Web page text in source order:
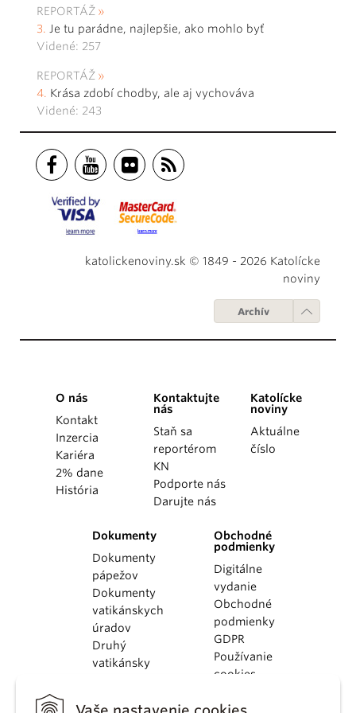
REPORTÁŽ
Je tu parádne, najlepšie, ako mohlo byť
Videné: 257
REPORTÁŽ
Krása zdobí chodby, ale aj vychováva
Videné: 243
katolickenoviny.sk © 1849 - 2026 Katolícke
noviny
Archív
O nás
Kontakt
Inzercia
Kariéra
2% dane
História
Kontaktujte
nás
Staň sa
reportérom
KN
Podporte nás
Darujte nás
Katolícke
noviny
Aktuálne
číslo
Dokumenty
Dokumenty
pápežov
Dokumenty
vatikánskych
úradov
Druhý
vatikánsky
Obchodné
podmienky
Digitálne
vydanie
Obchodné
podmienky
GDPR
Používanie
cookies